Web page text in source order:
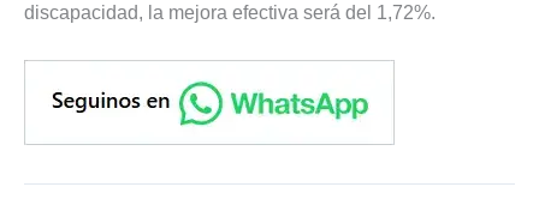
discapacidad, la mejora efectiva será del 1,72%.